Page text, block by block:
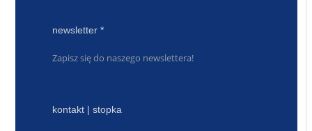
newsletter *
Zapisz się do naszego newslettera!
kontakt | stopka